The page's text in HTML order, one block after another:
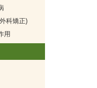
科矯正)
用